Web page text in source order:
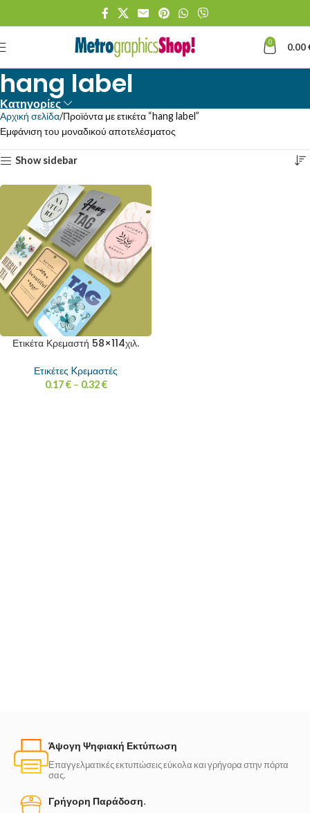
0 0.00
hang label
Κατηγορίες
Αρχική σελίδα Προϊόντα με ετικέτα “hang label”
Εμφάνιση του μοναδικού αποτελέσματος
Show sidebar
Ετικέτα Κρεμαστή 58×114χιλ.
Ετικέτες Kρεμαστές
0.17€ – 0.32€
Άψογη Ψηφιακή Εκτύπωση
Επαγγελματικές εκτυπώσεις εύκολα και γρήγορα στην πόρτα
σας.
Γρήγορη Παράδοση.